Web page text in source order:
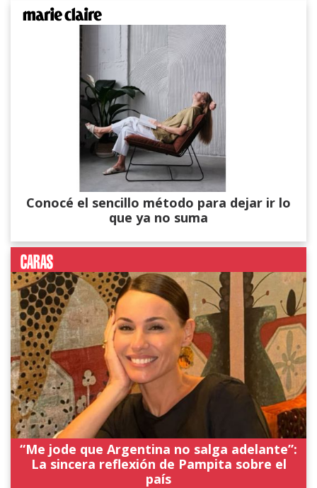
Conocé el sencillo método para dejar ir lo
que ya no suma
“Me jode que Argentina no salga adelante”:
La sincera reflexión de Pampita sobre el
país